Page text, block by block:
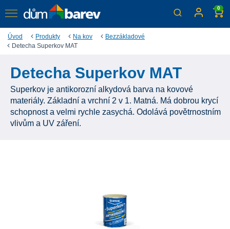
0
Úvod Produkty Na kov
Bezzákladové
Detecha Superkov MAT
Detecha Superkov MAT
Superkov je antikorozní alkydová barva na kovové
materiály. Základní a vrchní 2 v 1. Matná. Má dobrou krycí
schopnost a velmi rychle zasychá. Odolává povětrnostním
vlivům a UV záření.